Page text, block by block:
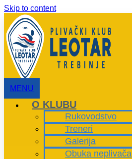
Skip to content
MENU
O KLUBU
Rukovodstvo
Treneri
Galerija
Obuka neplivača